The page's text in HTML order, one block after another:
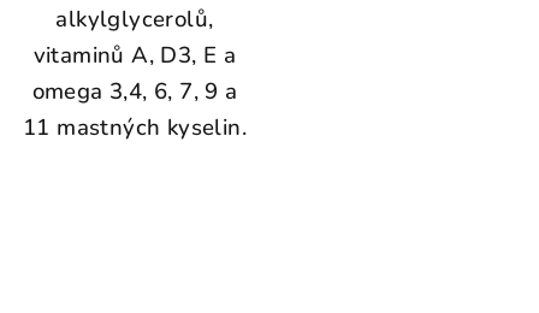
alkylglycerolů,
vitaminů A, D3, E a
omega 3,4, 6, 7, 9 a
11 mastných kyselin.